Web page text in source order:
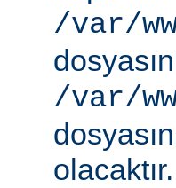
/var/
/var/
olacaktır.